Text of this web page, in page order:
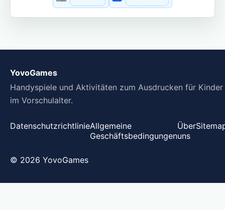
YovoGames
Handyspiele und Aktivitäten zum Ausdrucken für Kinder
im Vorschulalter.
DatenschutzrichtlinieAllgemeine
Geschäftsbedingungen
Über
uns
© 2026 YovoGames